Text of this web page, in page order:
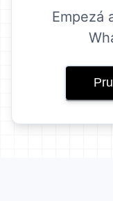
Empezá